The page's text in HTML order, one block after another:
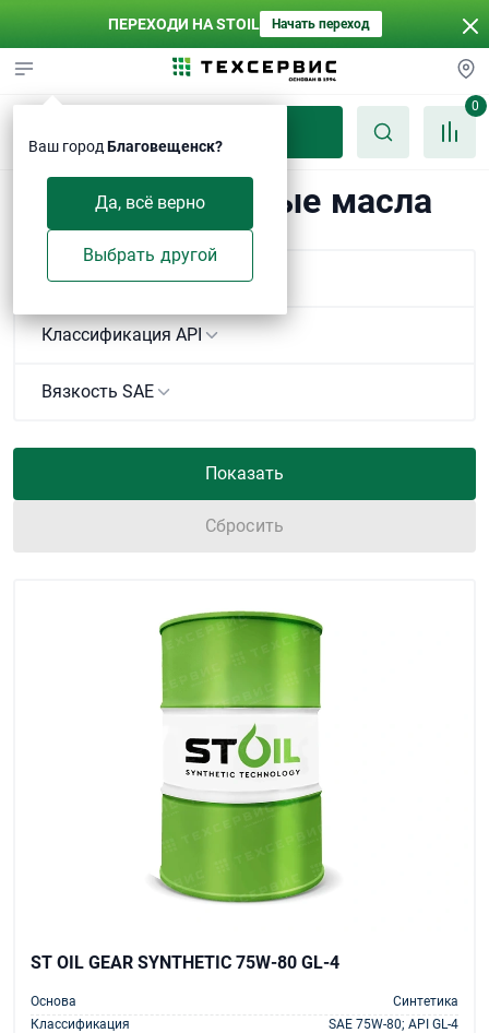
ПЕРЕХОДИ НА STOIL Начать переход
Ваш город Благовещенск?
Да, всё верно
Выбрать другой
0
Трансмиссионные масла
Линейка
Классификация API
Вязкость SAE
Сбросить
ST OIL GEAR SYNTHETIC 75W-80 GL-4
Основа
Синтетика
Классификация
SAE 75W-80; API GL-4